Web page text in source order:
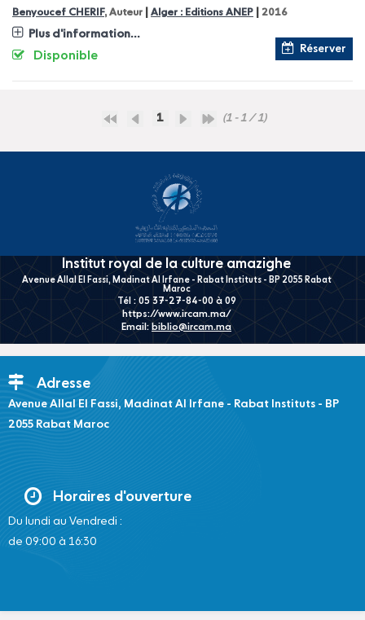
Benyoucef CHERIF, Auteur Alger : Editions ANEP 2016
Plus d'information...
Réserver
Disponible
1 (1 - 1 / 1)
Institut royal de la culture amazighe
Avenue Allal El Fassi, Madinat Al Irfane - Rabat Instituts - BP 2055 Rabat
Maroc
Tél : 05 37-27-84-00 à 09
https://www.ircam.ma/
Email: biblio@ircam.ma
Adresse
Avenue Allal El Fassi, Madinat Al Irfane - Rabat Instituts - BP
2055 Rabat Maroc
Horaires d'ouverture
Du lundi au Vendredi :
de 09:00 à 16:30